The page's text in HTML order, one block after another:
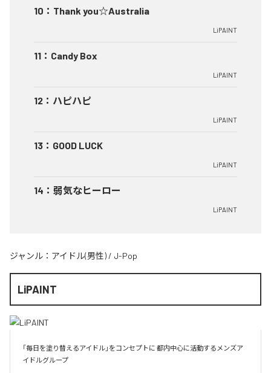
10 ： Thank you☆Australia
LiPAINT
11 ： Candy Box
LiPAINT
12 ： ハピハピ
LiPAINT
13 ： GOOD LUCK
LiPAINT
14 ： 弱気なヒーロー
LiPAINT
ジャンル： アイドル(男性) / J-Pop
LiPAINT
「毎日を塗り替えるアイドル」をコンセプトに 都内中心に活動するメンズア
イドルグループ